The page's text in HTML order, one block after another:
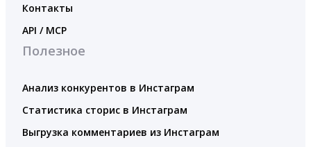
Контакты
API / MCP
Полезное
Анализ конкурентов в Инстаграм
Статистика сторис в Инстаграм
Выгрузка комментариев из Инстаграм